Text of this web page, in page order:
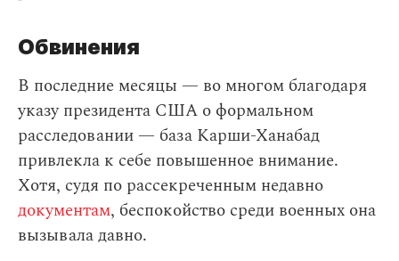
Обвинения
В последние месяцы — во многом благодаря
указу президента США о формальном
расследовании — база Карши-Ханабад
привлекла к себе повышенное внимание.
Хотя, судя по рассекреченным недавно
документам, беспокойство среди военных она
вызывала давно.